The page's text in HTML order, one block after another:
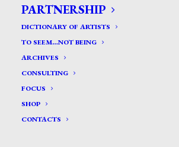
PARTNERSHIP
DICTIONARY OF ARTISTS
TO SEEM…NOT BEING
ARCHIVES
CONSULTING
FOCUS
SHOP
CONTACTS
Baccani Attilio *